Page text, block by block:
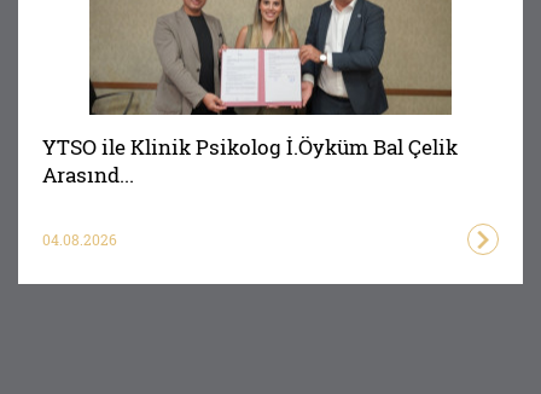
YTSO ile Klinik Psikolog İ.Öyküm Bal Çelik
Arasınd...
04.08.2026